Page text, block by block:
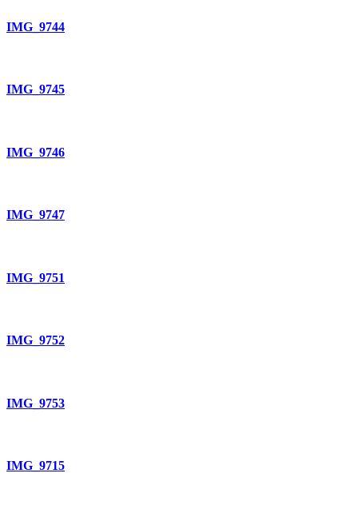
IMG_9744
IMG_9745
IMG_9746
IMG_9747
IMG_9751
IMG_9752
IMG_9753
IMG_9715